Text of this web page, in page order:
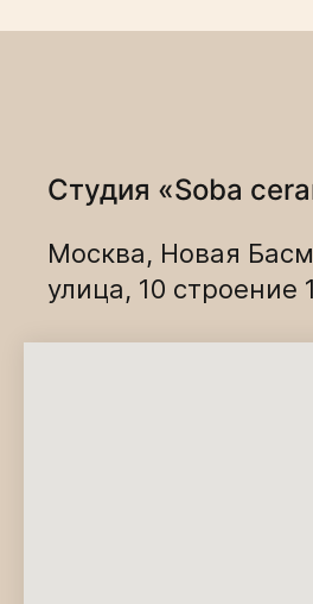
Студия «Soba
Москва, Новая
улица, 10 строение 1